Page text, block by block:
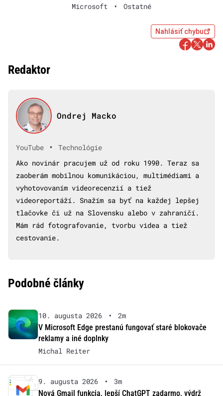
Microsoft • Ostatné
Nahlásiť chybu
Redaktor
Ondrej Macko
YouTube •
Technológie
Ako novinár pracujem už od roku 1990. Teraz sa
zaoberám mobilnou komunikáciou, multimédiami a
vyhotovovaním videorecenzií a tiež
videoreportáží. Snažím sa byť na každej lepšej
tlačovke či už na Slovensku alebo v zahraničí.
Mám rád fotografovanie, tvorbu videa a tiež
cestovanie.
Podobné články
10. augusta 2026 •
2m
V Microsoft Edge prestanú fungovať staré blokovače
reklamy a iné doplnky
Michal Reiter
9. augusta 2026 •
3m
Nová Gmail funkcia, lepší ChatGPT zadarmo, výdrž